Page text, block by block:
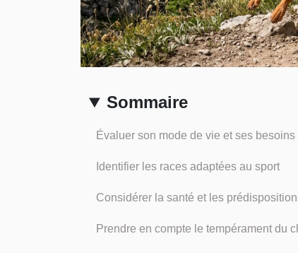
Sommaire
Évaluer son mode de vie et ses besoins
Identifier les races adaptées au sport
Considérer la santé et les
Prendre en compte le tempérament du